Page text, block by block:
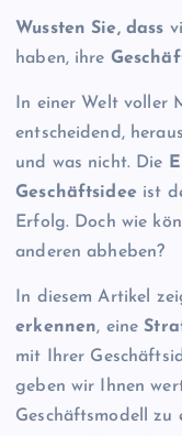
Wussten Sie, dass
haben, ihre
In einer Welt voller
entscheidend,
und was nicht. Die
Geschäftsideeist
Erfolg. Doch wie
anderen abheben?
In diesem Artikel
erkennen, eine
mit Ihrer
geben wir Ihnen
Geschäftsmodell zu